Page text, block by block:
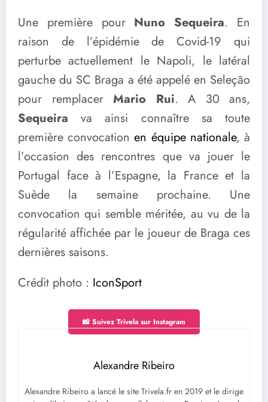
Une première pour Nuno Sequeira. En
raison de l’épidémie de Covid-19 qui
perturbe actuellement le Napoli, le latéral
gauche du SC Braga a été appelé en Seleção
pour remplacer Mario Rui. A 30 ans,
Sequeira va ainsi connaître sa toute
première convocationen équipe nationale, à
l’occasion des rencontres que va jouer le
Portugal face à l’Espagne, la France et la
Suède la semaine prochaine. Une
convocation qui semble méritée, au vu de la
régularité affichée par le joueur de Braga ces
dernières saisons.
Crédit photo : IconSport
📸 Suivez Trivela sur Instagram
Alexandre Ribeiro
Alexandre Ribeiro a lancé le site Trivela.fr en 2019 et le dirige